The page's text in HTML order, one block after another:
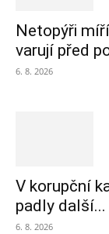
Netopýři
varují před
6. 8. 2026
V korupční
padly další...
6. 8. 2026